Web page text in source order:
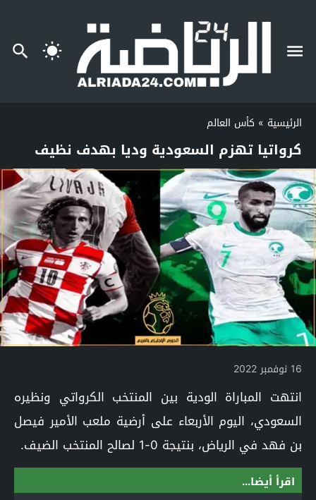
الرئيسية » كأس العالم
كرواتيا تهزم السعودية وديا بهدف نظيف
16 نوفمبر 2022
انتهت المباراة الودية بين المنتخب الكرواتي ونظيره
السعودي، اليوم الأربعاء على أرضية ملعب الأمير فيصل
بن فهد في الرياض، بنتيجة 0-1 لصالح المنتخب الضيف.
اقرأ أيضا...